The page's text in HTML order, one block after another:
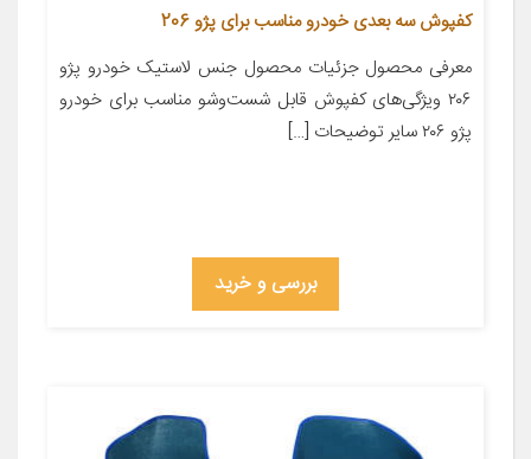
کفپوش سه بعدی خودرو مناسب برای پژو 206
معرفی محصول جزئیات محصول جنس لاستیک خودرو پژو
۲۰۶ ویژگی‌های کفپوش قابل شست‌وشو مناسب برای خودرو
پژو ۲۰۶ سایر توضیحات […]
بررسی و خرید